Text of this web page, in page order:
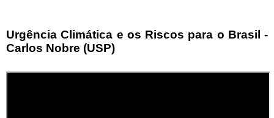
Urgência Climática e os Riscos para o Brasil -
Carlos Nobre (USP)